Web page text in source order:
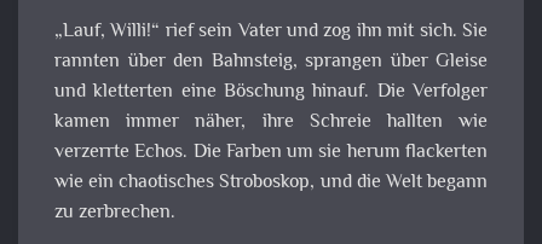
„Lauf, Willi!“ rief sein Vater und zog ihn mit sich. Sie
rannten über den Bahnsteig, sprangen über Gleise
und kletterten eine Böschung hinauf. Die Verfolger
kamen immer näher, ihre Schreie hallten wie
verzerrte Echos. Die Farben um sie herum flackerten
wie ein chaotisches Stroboskop, und die Welt begann
zu zerbrechen.